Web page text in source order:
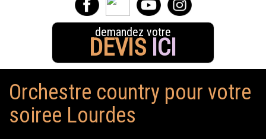
demandez votre
DEVIS ICI
Orchestre country pour votre
soiree Lourdes